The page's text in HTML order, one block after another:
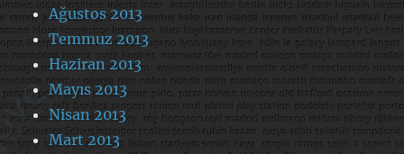
Ağustos 2013
Temmuz 2013
Haziran 2013
Mayıs 2013
Nisan 2013
Mart 2013